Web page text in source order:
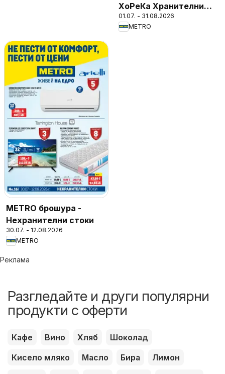
ХоРеКа Хранителни
стоки
01.07. - 31.08.2026
METRO
METRO брошура -
Нехранителни стоки
30.07. - 12.08.2026
METRO
Реклама
Разгледайте и други популярни
продукти с оферти
Кафе Вино Хляб
Шоколад
Кисело мляко
Масло Бира
Лимон